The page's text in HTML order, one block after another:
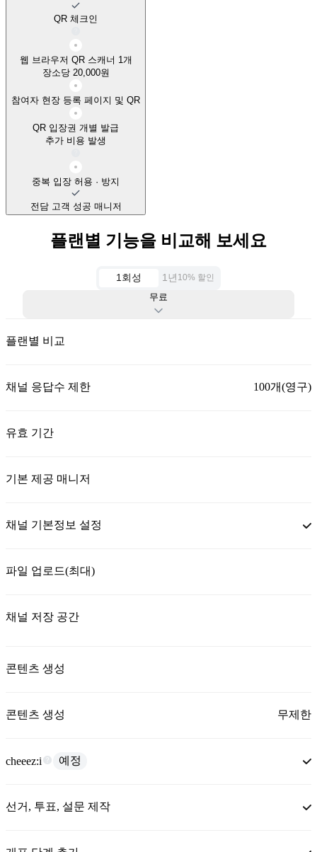
QR 체크인
웹 브라우저 QR 스캐너 1개
장소당 20,000원
참여자 현장 등록 페이지 및 QR
QR 입장권 개별 발급
추가 비용 발생
중복 입장 허용 · 방지
전담 고객 성공 매니저
플랜별 기능을 비교해 보세요
1회성 1년 10% 할인
무료
플랜별 비교
채널 응답수 제한 100개(영구)
유효 기간
기본 제공 매니저
채널 기본정보 설정
파일 업로드(최대)
채널 저장 공간
콘텐츠 생성
콘텐츠 생성 무제한
cheeez:i 예정
선거, 투표, 설문 제작